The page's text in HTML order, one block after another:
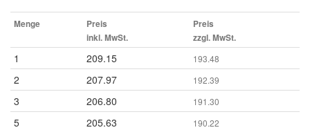
Menge
Preis
inkl. MwSt.
Preis
zzgl. MwSt.
1 209.15 193.48
2 207.97 192.39
3 206.80 191.30
5 205.63
190.22